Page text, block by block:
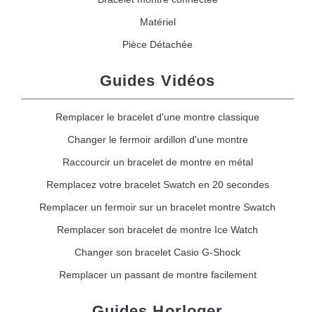
Matériel
Pièce Détachée
Guides Vidéos
Remplacer le bracelet d'une montre classique
Changer le fermoir ardillon d'une montre
Raccourcir un bracelet de montre en métal
Remplacez votre bracelet Swatch en 20 secondes
Remplacer un fermoir sur un bracelet montre Swatch
Remplacer son bracelet de montre Ice Watch
Changer son bracelet Casio G-Shock
Remplacer un passant de montre facilement